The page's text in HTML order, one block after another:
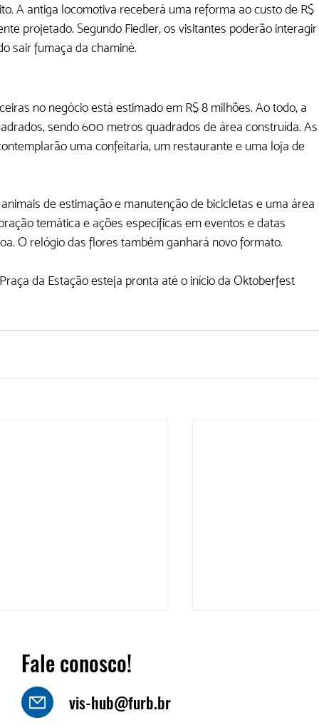
A antiga locomotiva receberá uma reforma ao custo de R$
projetado. Segundo Fiedler, os visitantes poderão interagir
sair fumaça da chaminé.
no negócio está estimado em R$ 8 milhões. Ao todo, a
sendo 600 metros quadrados de área construída.
uma confeitaria, um restaurante e uma loja de
de estimação e manutenção de bicicletas e uma área
temática e ações específicas em eventos e datas
O relógio das flores também ganhará novo formato.
da Estação esteja pronta até o início da Oktoberfest
Fale conosco!
vis-hub@furb.br